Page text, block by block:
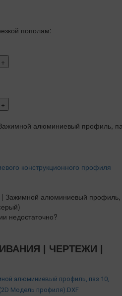
пополам:
+
+
недостаточно?
| ЧЕРТЕЖИ |
алюминиевый профиль, паз 10,
Модель профиля).DXF